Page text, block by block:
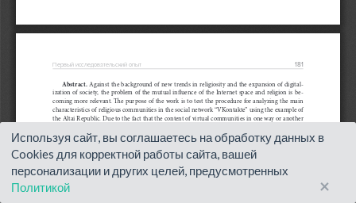
Используя сайт, вы соглашаетесь на обработку данных в
Cookies для корректной работы сайта, вашей
персонализации и других целей, предусмотренных
Политикой
×